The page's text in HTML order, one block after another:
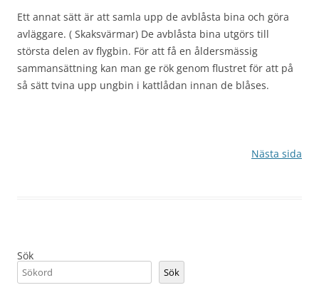
Ett annat sätt är att samla upp de avblåsta bina och göra
avläggare. ( Skaksvärmar) De avblåsta bina utgörs till
största delen av flygbin. För att få en åldersmässig
sammansättning kan man ge rök genom flustret för att på
så sätt tvina upp ungbin i kattlådan innan de blåses.
Nästa sida
Sök
Sök